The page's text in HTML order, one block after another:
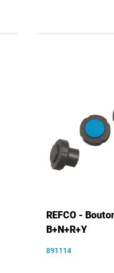
REFCO -
B+N+R+Y
891114